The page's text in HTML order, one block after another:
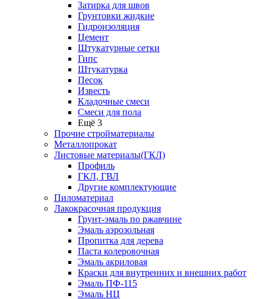
Затирка для швов
Грунтовки жидкие
Гидроизоляция
Цемент
Штукатурные сетки
Гипс
Штукатурка
Песок
Известь
Кладочные смеси
Смеси для пола
Ещё 3
Прочие стройматериалы
Металлопрокат
Листовые материалы(ГКЛ)
Профиль
ГКЛ, ГВЛ
Другие комплектующие
Пиломатериал
Лакокрасочная продукция
Грунт-эмаль по ржавчине
Эмаль аэрозольная
Пропитка для дерева
Паста колеровочная
Эмаль акриловая
Краски для внутренних и внешних работ
Эмаль ПФ-115
Эмаль НЦ